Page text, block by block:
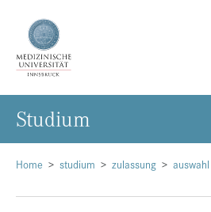
Forschung
Studium & Lehre
Home studium zulassung auswahl
Stu­di­um